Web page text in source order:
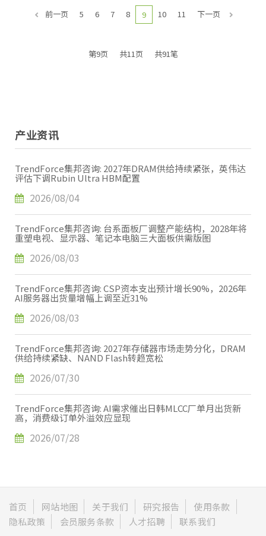
前一页 5 6 7 8 9 10 11 下一页
第9页 共11页 共91笔
产业资讯
TrendForce集邦咨询: 2027年DRAM供给持续紧张，英伟达
评估下调Rubin Ultra HBM配置
2026/08/04
TrendForce集邦咨询: 台系面板厂调整产能结构，2028年将
重塑电视、显示器、笔记本电脑三大面板供需版图
2026/08/03
TrendForce集邦咨询: CSP资本支出预计增长90%，2026年
AI服务器出货量增幅上调至近31%
2026/08/03
TrendForce集邦咨询: 2027年存储器市场走势分化，DRAM
供给持续紧缺、NAND Flash转趋宽松
2026/07/30
TrendForce集邦咨询: AI需求催出日韩MLCC厂单月出货新
高，消费级订单外溢效应显现
2026/07/28
首页 网站地图 关于我们 研究报告
使用条款
隐私政策
会员服务条款 人才招聘 联系我们